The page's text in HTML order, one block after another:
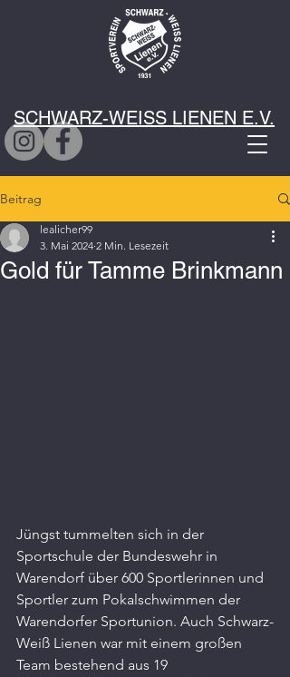
SCHWARZ-WEISS LIENEN E.V.
Beitrag
Gold für Tamme Brinkmann
lealicher99
3. Mai 2024 2 Min. Lesezeit
Jüngst tummelten sich in der
Sportschule der Bundeswehr in
Warendorf über 600 Sportlerinnen und
Sportler zum Pokalschwimmen der
Warendorfer Sportunion. Auch Schwarz-
Weiß Lienen war mit einem großen
Team bestehend aus 19